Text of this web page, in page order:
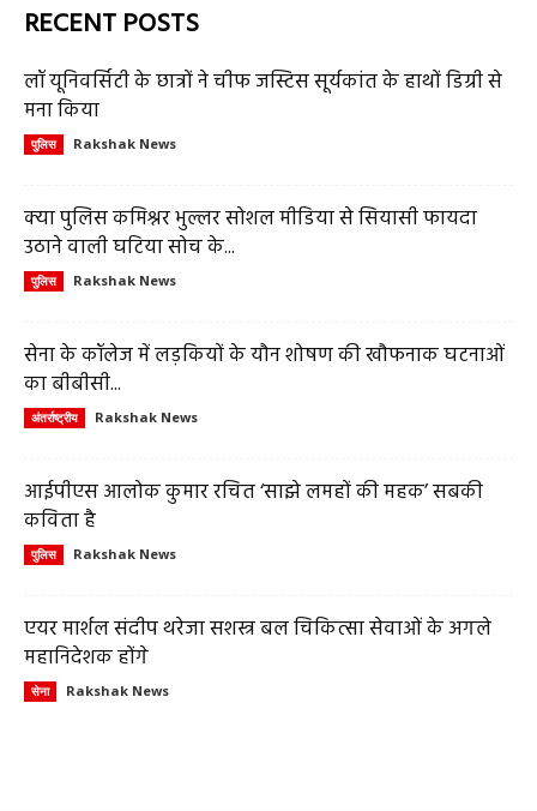
RECENT POSTS
लॉ यूनिवर्सिटी के छात्रों ने चीफ जस्टिस सूर्यकांत के हाथों डिग्री से
मना किया
पुलिस Rakshak News
क्या पुलिस कमिश्नर भुल्लर सोशल मीडिया से सियासी फायदा
उठाने वाली घटिया सोच के...
पुलिस Rakshak News
सेना के कॉलेज में लड़कियों के यौन शोषण की खौफनाक घटनाओं
का बीबीसी...
अंतर्राष्ट्रीय Rakshak News
आईपीएस आलोक कुमार रचित ‘साझे लमहों की महक’ सबकी
कविता है
पुलिस Rakshak News
एयर मार्शल संदीप थरेजा सशस्त्र बल चिकित्सा सेवाओं के अगले
महानिदेशक होंगे
सेना Rakshak News